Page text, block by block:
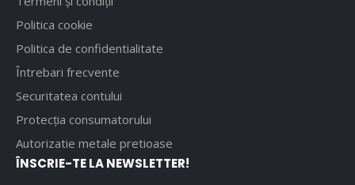
Politica cookie
Politica de confidentialitate
Întrebari frecvente
Securitatea contului
Protecția consumatorului
Autorizatie metale pretioase
ÎNSCRIE-TE LA NEWSLETTER!